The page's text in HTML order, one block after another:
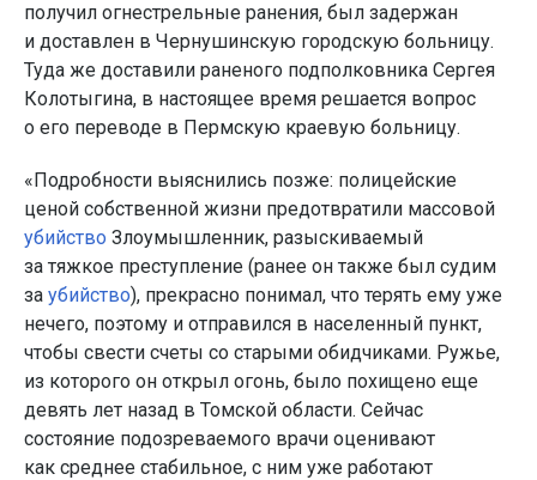
получил огнестрельные ранения, был задержан
и доставлен в Чернушинскую городскую больницу.
Туда же доставили раненого подполковника Сергея
Колотыгина, в настоящее время решается вопрос
о его переводе в Пермскую краевую больницу.
«Подробности выяснились позже: полицейские
ценой собственной жизни предотвратили массовой
убийство Злоумышленник, разыскиваемый
за тяжкое преступление (ранее он также был судим
за убийство), прекрасно понимал, что терять ему уже
нечего, поэтому и отправился в населенный пункт,
чтобы свести счеты со старыми обидчиками. Ружье,
из которого он открыл огонь, было похищено еще
девять лет назад в Томской области. Сейчас
состояние подозреваемого врачи оценивают
как среднее стабильное, с ним уже работают